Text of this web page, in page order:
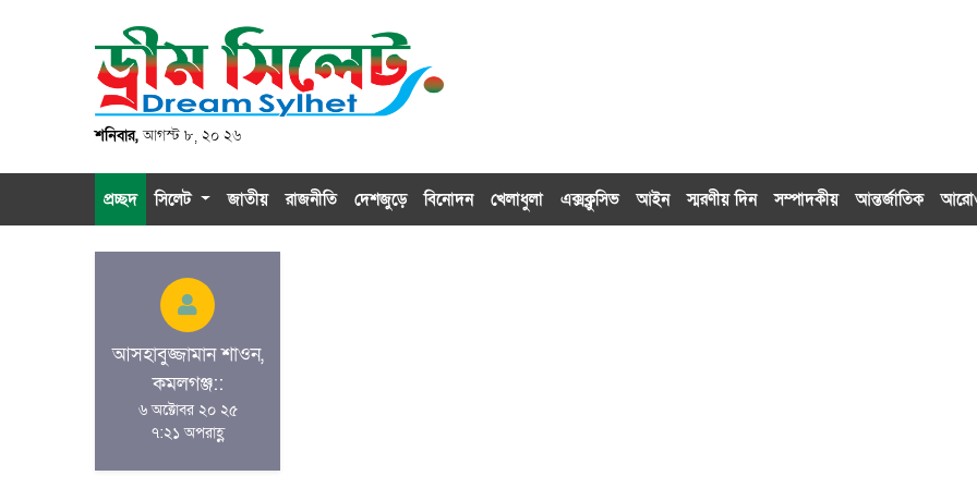
শনিবার,আগস্ট ৮, ২০ ২৬
প্রচ্ছদ সিলেট জাতীয় রাজনীতি দেশজুড়ে বিনোদন খেলাধুলা এক্সক্লু‌সিভ আইন স্মরণীয় দিন সম্পাদকীয় আন্তর্জাতিক
আসহাবুজ্জামান শাওন,
কমলগঞ্জ::
৬ অক্টোবর ২০ ২৫
৭:২১ অপরাহ্ণ